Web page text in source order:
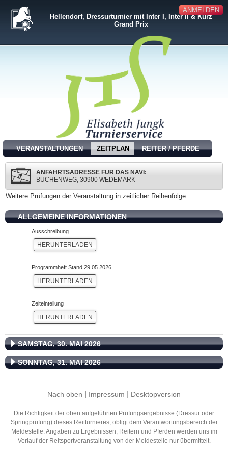
ANMELDEN
Hellendorf, Dressurturnier mit Inter I, Inter II & Kurz
Grand Prix
VERANSTALTUNGEN ZEITPLAN REITER / PFERDE
ANFAHRTSADRESSE FÜR DAS NAVI:
BUCHENWEG, 30900 WEDEMARK
Weitere Prüfungen der Veranstaltung in zeitlicher Reihenfolge:
ALLGEMEINE INFORMATIONEN
Ausschreibung
HERUNTERLADEN
Programmheft Stand 29.05.2026
HERUNTERLADEN
Zeiteinteilung
HERUNTERLADEN
SAMSTAG, 30. MAI 2026
SONNTAG, 31. MAI 2026
Nach oben Impressum Desktopversion
Die Richtigkeit der oben aufgeführten Prüfungsergebnisse (Dressur oder
Springprüfung) dieses Reitturnieres, obligt dem Verantwortungsbereich der
Meldestelle. Angaben zu Ergebnissen, Reitern und Pferden werden uns im
Verlauf der Reitsportveranstaltung von der Meldestelle nur übermittelt.